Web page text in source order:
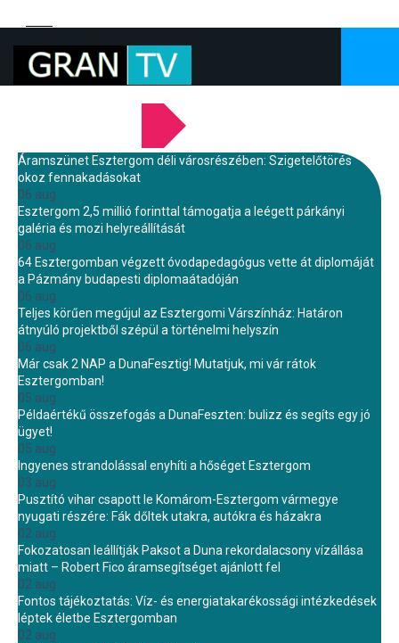
Áramszünet Esztergom déli városrészében: Szigetelőtörés
okoz fennakadásokat
06 aug.
Esztergom 2,5 millió forinttal támogatja a leégett párkányi
galéria és mozi helyreállítását
06 aug.
64 Esztergomban végzett óvodapedagógus vette át diplomáját
a Pázmány budapesti diplomaátadóján
06 aug.
Teljes körűen megújul az Esztergomi Várszínház: Határon
átnyúló projektből szépül a történelmi helyszín
06 aug.
Már csak 2 NAP a DunaFesztig! Mutatjuk, mi vár rátok
Esztergomban!
05 aug.
Példaértékű összefogás a DunaFeszten: bulizz és segíts egy jó
ügyet!
05 aug.
Ingyenes strandolással enyhíti a hőséget Esztergom
03 aug.
Pusztító vihar csapott le Komárom-Esztergom vármegye
nyugati részére: Fák dőltek utakra, autókra és házakra
02 aug.
Fokozatosan leállítják Paksot a Duna rekordalacsony vízállása
miatt – Robert Fico áramsegítséget ajánlott fel
02 aug.
Fontos tájékoztatás: Víz- és energiatakarékossági intézkedések
léptek életbe Esztergomban
02 aug.